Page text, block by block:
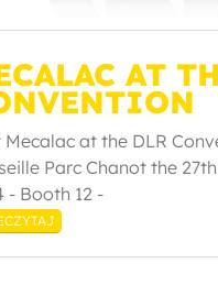
AT
Mecalac at the DLR
Parc Chanot the
- Booth 12 -